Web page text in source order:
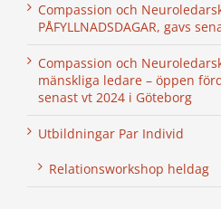
Compassion och
PÅFYLLNADSDAGAR, gavs
Compassion och
mänskliga ledare – öppen
senast vt 2024 i Göteborg
Utbildningar Par Individ
Relationsworkshop heldag